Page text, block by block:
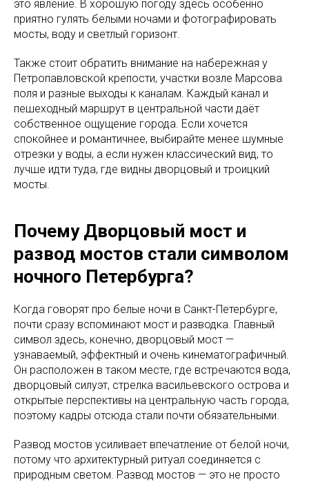
это явление. В хорошую погоду здесь особенно
приятно гулять белыми ночами и фотографировать
мосты, воду и светлый горизонт.
Также стоит обратить внимание на набережная у
Петропавловской крепости, участки возле Марсова
поля и разные выходы к каналам. Каждый канал и
пешеходный маршрут в центральной части даёт
собственное ощущение города. Если хочется
спокойнее и романтичнее, выбирайте менее шумные
отрезки у воды, а если нужен классический вид, то
лучше идти туда, где видны дворцовый и троицкий
мосты.
Почему Дворцовый мост и
развод мостов стали символом
ночного Петербурга?
Когда говорят про белые ночи в Санкт-Петербурге,
почти сразу вспоминают мост и разводка. Главный
символ здесь, конечно, дворцовый мост —
узнаваемый, эффектный и очень кинематографичный.
Он расположен в таком месте, где встречаются вода,
дворцовый силуэт, стрелка васильевского острова и
открытые перспективы на центральную часть города,
поэтому кадры отсюда стали почти обязательными.
Развод мостов усиливает впечатление от белой ночи,
потому что архитектурный ритуал соединяется с
природным светом. Развод мостов — это не просто